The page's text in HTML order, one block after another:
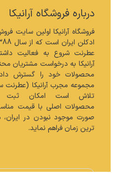
درباره فروشگاه آرانیکا
ترین زمان فراهم نماید.